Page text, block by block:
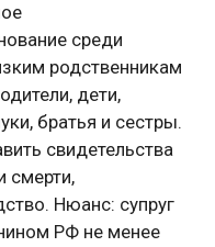
среди
родственникам
дети,
братья и сестры.
свидетельства
смерти,
Нюанс: супруг
РФ не менее